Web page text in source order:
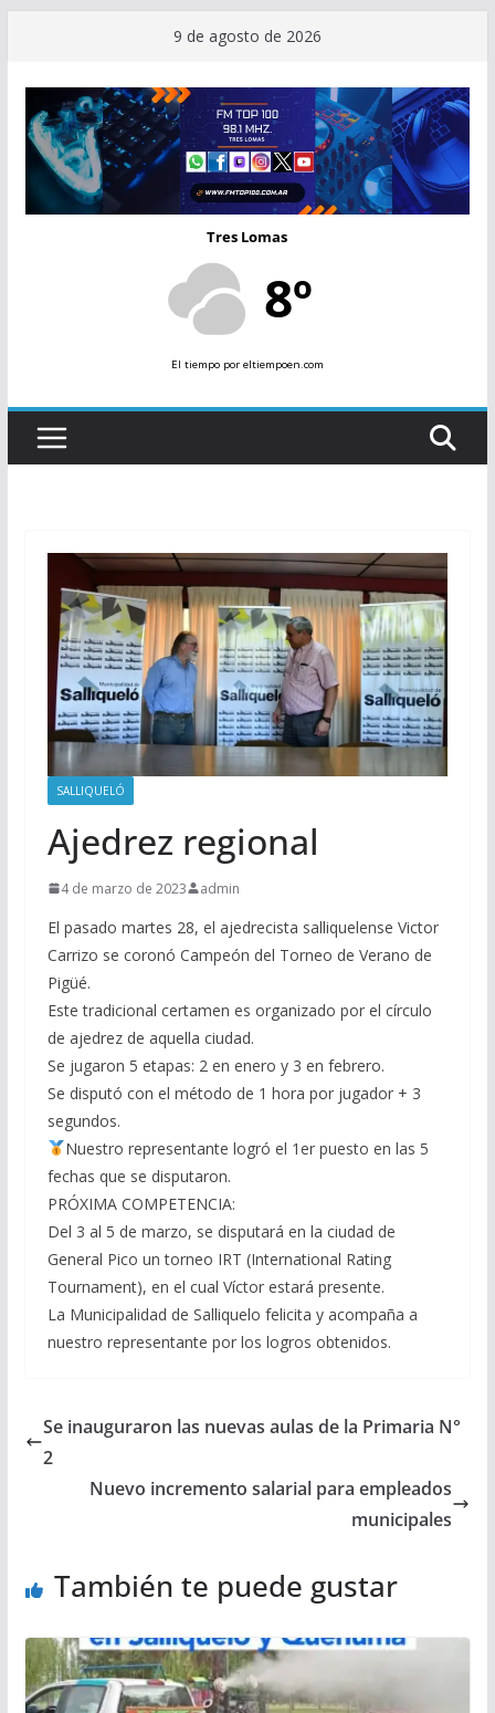
contenido
9 de agosto de 2026
Tres Lomas
8º
El tiempopor eltiempoen.com
SALLIQUELÓ
Ajedrez regional
4 de marzo de 2023 admin
El pasado martes 28, el ajedrecista salliquelense Victor
Carrizo se coronó Campeón del Torneo de Verano de
Pigüé.
Este tradicional certamen es organizado por el círculo
de ajedrez de aquella ciudad.
Se jugaron 5 etapas: 2 en enero y 3 en febrero.
Se disputó con el método de 1 hora por jugador + 3
segundos.
Nuestro representante logró el 1er puesto en las 5
fechas que se disputaron.
PRÓXIMA COMPETENCIA:
Del 3 al 5 de marzo, se disputará en la ciudad de
General Pico un torneo IRT (International Rating
Tournament), en el cual Víctor estará presente.
La Municipalidad de Salliquelo felicita y acompaña a
nuestro representante por los logros obtenidos.
Se inauguraron las nuevas aulas de la Primaria N°
2
Nuevo incremento salarial para empleados
municipales
También te puede gustar